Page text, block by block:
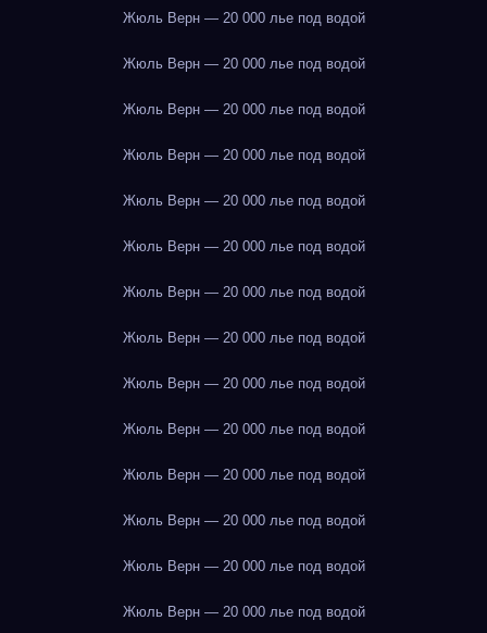
Жюль Верн — 20 000 лье под водой
Жюль Верн — 20 000 лье под водой
Жюль Верн — 20 000 лье под водой
Жюль Верн — 20 000 лье под водой
Жюль Верн — 20 000 лье под водой
Жюль Верн — 20 000 лье под водой
Жюль Верн — 20 000 лье под водой
Жюль Верн — 20 000 лье под водой
Жюль Верн — 20 000 лье под водой
Жюль Верн — 20 000 лье под водой
Жюль Верн — 20 000 лье под водой
Жюль Верн — 20 000 лье под водой
Жюль Верн — 20 000 лье под водой
Жюль Верн — 20 000 лье под водой